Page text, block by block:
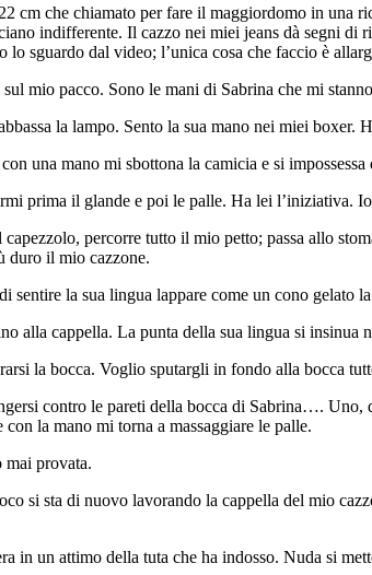
cm che chiamato per fare il maggiordomo in una
indifferente. Il cazzo nei miei jeans dà segni
sguardo dal video; l’unica cosa che faccio è
mio pacco. Sono le mani di Sabrina che mi
la lampo. Sento la sua mano nei miei
una mano mi sbottona la camicia e si
prima il glande e poi le palle. Ha lei l’iniziativa.
percorre tutto il mio petto; passa allo
duro il mio cazzone.
sentire la sua lingua lappare come un cono gelato
alla cappella. La punta della sua lingua si
la bocca. Voglio sputargli in fondo alla bocca
contro le pareti della bocca di Sabrina….
la mano mi torna a massaggiare le palle.
mai provata.
si sta di nuovo lavorando la cappella del mio
in un attimo della tuta che ha indosso. Nuda si